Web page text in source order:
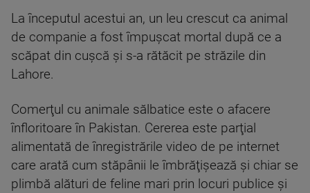
La începutul acestui an, un leu crescut ca animal
de companie a fost împuşcat mortal după ce a
scăpat din cuşcă şi s-a rătăcit pe străzile din
Lahore.
Comerţul cu animale sălbatice este o afacere
înfloritoare în Pakistan. Cererea este parţial
alimentată de înregistrările video de pe internet
care arată cum stăpânii le îmbrăţişează şi chiar se
plimbă alături de feline mari prin locuri publice şi